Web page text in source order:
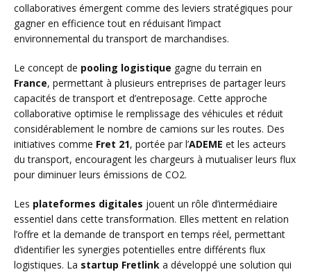
collaboratives émergent comme des leviers stratégiques pour
gagner en efficience tout en réduisant l’impact
environnemental du transport de marchandises.
Le concept de pooling logistique gagne du terrain en
France, permettant à plusieurs entreprises de partager leurs
capacités de transport et d’entreposage. Cette approche
collaborative optimise le remplissage des véhicules et réduit
considérablement le nombre de camions sur les routes. Des
initiatives comme Fret 21, portée par l’ADEME et les acteurs
du transport, encouragent les chargeurs à mutualiser leurs flux
pour diminuer leurs émissions de CO2.
Les plateformes digitales jouent un rôle d’intermédiaire
essentiel dans cette transformation. Elles mettent en relation
l’offre et la demande de transport en temps réel, permettant
d’identifier les synergies potentielles entre différents flux
logistiques. La startup Fretlink a développé une solution qui